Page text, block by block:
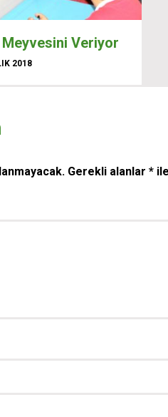
Veriyor
2018
Gerekli alanlar *